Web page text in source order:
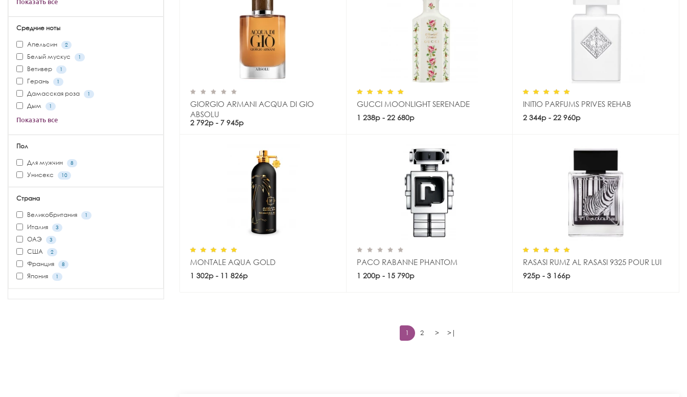
Показать все
Средние ноты
Апельсин
2
Белый мускус 1
Ветивер 1
Герань 1
Дамасская роза 1
Дым 1
Показать все
Пол
Для мужчин
8
Унисекс 10
Страна
Великобритания
1
Италия 3
ОАЭ 3
США 2
Франция 8
Япония 1
GIORGIO ARMANI ACQUA DI GIO
ABSOLU
2 792р - 7 945р
GUCCI MOONLIGHT SERENADE
1 238р - 22 680рКупить
INITIO PARFUMS PRIVES REHAB
2 344р - 22 960рКупить
MONTALE AQUA GOLD
1 302р - 11 826рКупить
PACO RABANNE PHANTOM
1 200р - 15 790рКупить
RASASI RUMZ AL RASASI 9325 POUR LUI
925р - 3 166р
1 2 > >|